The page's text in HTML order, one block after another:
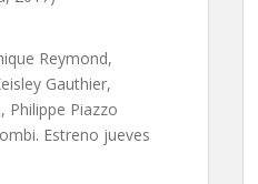
Reymond,
Gauthier,
Philippe Piazzo
Estreno jueves